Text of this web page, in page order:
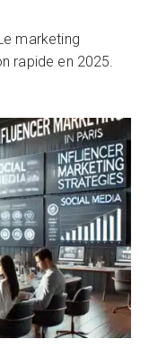
marketing
rapide en 2025.